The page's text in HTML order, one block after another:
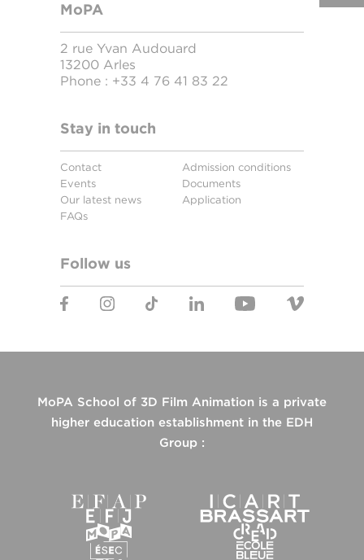
MoPA
2 rue Yvan Audouard
13200 Arles
Phone : +33 4 76 41 83 22
Stay in touch
Contact
Events
Our latest news
FAQs
Admission conditions
Documents
Application
Follow us
MoPA School of 3D Film Animation is a private
higher education establishment in the EDH
Group :